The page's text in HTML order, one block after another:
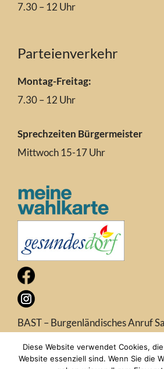
7.30 – 12 Uhr
Parteienverkehr
Montag-Freitag:
7.30 – 12 Uhr
Sprechzeiten Bürgermeister
Mittwoch 15-17 Uhr
BAST – Burgenländisches Anruf
Diese Website verwendet Cookies,
Website essenziell sind. Wenn Sie die